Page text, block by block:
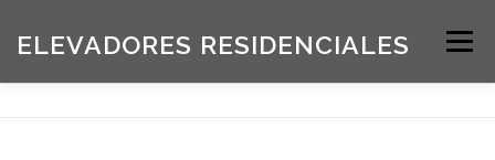
ELEVADORES RESIDENCIALES Menú